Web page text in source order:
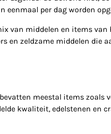
eenmaal per dag worden
van middelen en items van
en zeldzame middelen die
meestal items zoals
kwaliteit, edelstenen en